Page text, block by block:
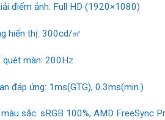
điểm ảnh: Full HD (1920×1080)
hiển thị: 300cd/㎡
quét màn: 200Hz
đáp ứng: 1ms(GTG), 0.3ms(min.)
sắc: sRGB 100%, AMD FreeSync